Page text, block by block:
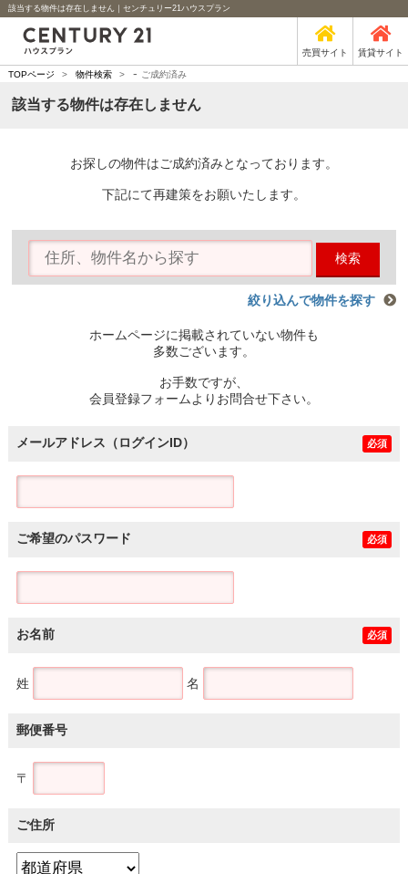
該当する物件は存在しません｜センチュリー21ハウスプラン
売買サイト 賃貸サイト
TOPページ > 物件検索 > - ご成約済み
該当する物件は存在しません
お探しの物件はご成約済みとなっております。
下記にて再建策をお願いたします。
検索
絞り込んで物件を探す
ホームページに掲載されていない物件も
多数ございます。
お手数ですが、
会員登録フォームよりお問合せ下さい。
メールアドレス（ログインID） 必須
ご希望のパスワード 必須
お名前 必須
姓 名
郵便番号
〒
ご住所